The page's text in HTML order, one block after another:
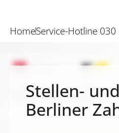
HomeService-Hotline
Stellen-
Berliner